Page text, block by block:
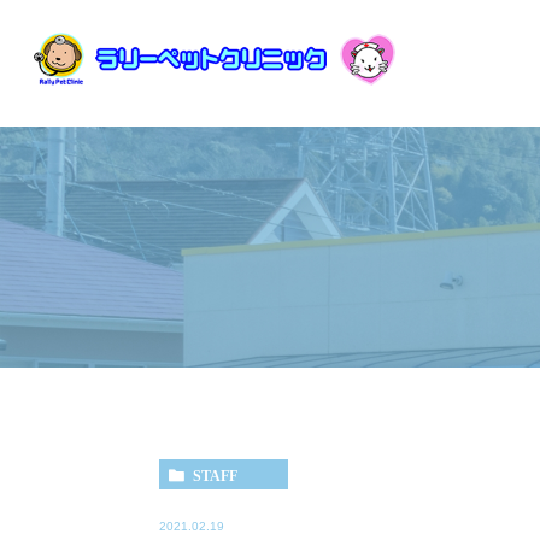
STAFF
2021.02.19